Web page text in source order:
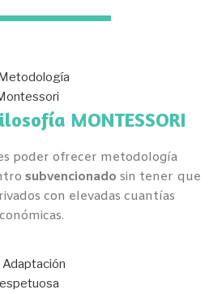
MONTESSORI
poder ofrecer metodología
subvencionado sin tener que
con elevadas cuantías